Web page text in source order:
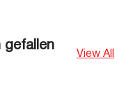
gefallen
View All